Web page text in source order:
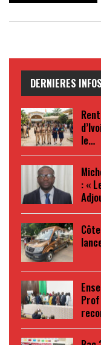
DERNIERES INFOS
le…
: «